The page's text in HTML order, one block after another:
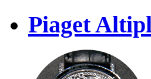
Piaget